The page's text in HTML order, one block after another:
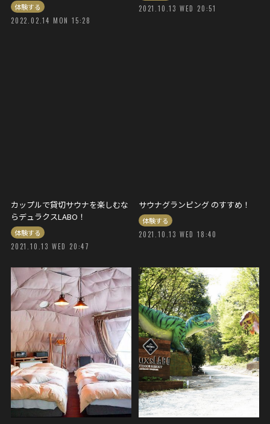
体験する
2022.02.14 MON 15:28
2021.10.13 WED 20:51
カップルで貸切サウナを楽しむな
らデュラクスLABO！
体験する
2021.10.13 WED 20:47
サウナグランピング のすすめ！
体験する
2021.10.13 WED 18:40